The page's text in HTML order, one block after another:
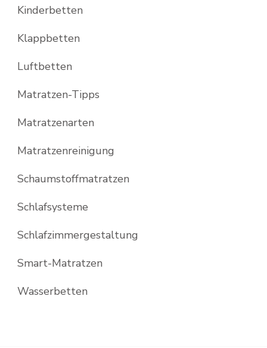
Kinderbetten
Klappbetten
Luftbetten
Matratzen-Tipps
Matratzenarten
Matratzenreinigung
Schaumstoffmatratzen
Schlafsysteme
Schlafzimmergestaltung
Smart-Matratzen
Wasserbetten